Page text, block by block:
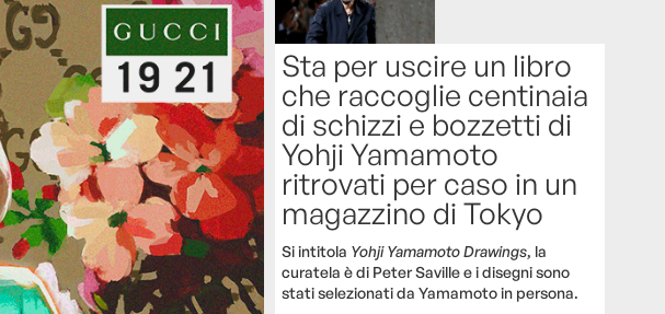
Sta per uscire un libro
che raccoglie centinaia
di schizzi e bozzetti di
Yohji Yamamoto
ritrovati per caso in un
magazzino di Tokyo
Si intitola Yohji Yamamoto Drawings, la
curatela è di Peter Saville e i disegni sono
stati selezionati da Yamamoto in persona.